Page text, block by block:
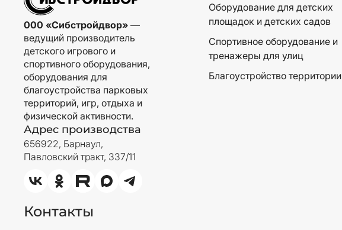
000 «Сибстройдвор» —
ведущий производитель
детского игрового и
спортивного оборудования,
оборудования для
благоустройства парковых
территорий, игр, отдыха и
физической активности.
Адрес производства
656922, Барнаул,
Павловский тракт, 337/11
Оборудование для детских
площадок и детских садов
Спортивное оборудование и
тренажеры для улиц
Благоустройство территории
Контакты